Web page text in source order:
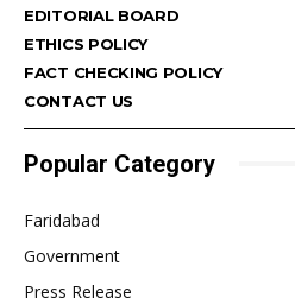
EDITORIAL BOARD
ETHICS POLICY
FACT CHECKING POLICY
CONTACT US
Popular Category
Faridabad
Government
Press Release